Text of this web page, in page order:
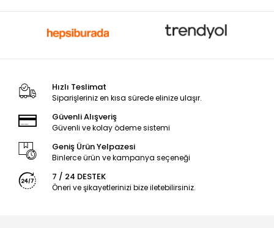
Hızlı Teslimat
Siparişleriniz en kısa sürede elinize ulaşır.
Güvenli Alışveriş
Güvenli ve kolay ödeme sistemi
Geniş Ürün Yelpazesi
Binlerce ürün ve kampanya seçeneği
7 / 24 DESTEK
Öneri ve şikayetlerinizi bize iletebilirsiniz.